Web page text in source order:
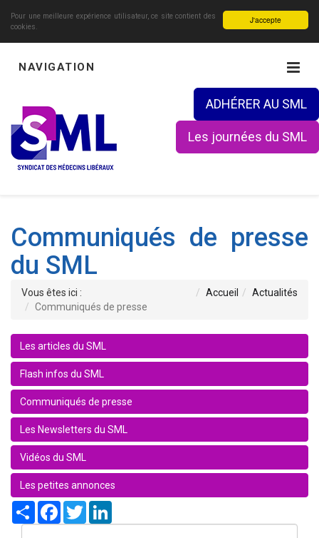
J'accepte
Pour une meilleure expérience utilisateur, ce site contient des
cookies.
NAVIGATION
ADHÉRER AU SML
Les journées du SML
Communiqués de presse
du SML
Vous êtes ici : Accueil
Actualités
Communiqués de presse
Les articles du SML
Flash infos du SML
Communiqués de presse
Les Newsletters du SML
Vidéos du SML
Les petites annonces
Share FacebookTwitter